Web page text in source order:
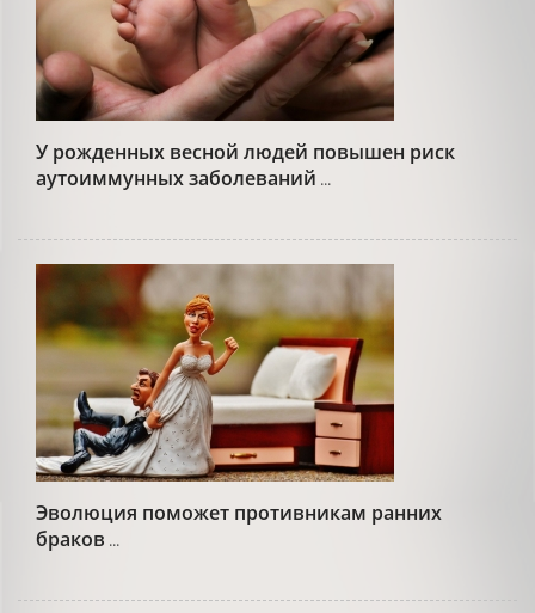
У рожденных весной людей повышен риск
аутоиммунных заболеваний ...
Эволюция поможет противникам ранних
браков ...